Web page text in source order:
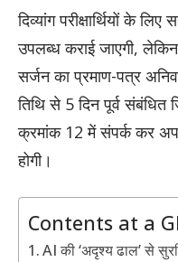
दिव्यांग परीक्षार्थियों के
उपलब्ध कराई जाएगी,
सर्जन का प्रमाण-पत्र
तिथि से 5 दिन पूर्व
क्रमांक 12 में संपर्क कर
होगी।
Contents at a
AI की ‘अदृश्य ढाल’ से